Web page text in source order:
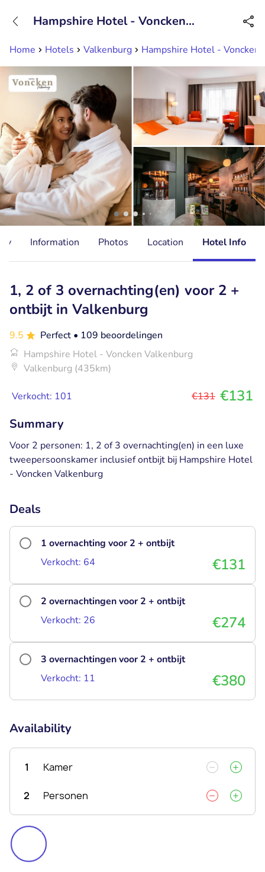
Available until 23:00
Home Hotels Valkenburg Hampshire Hotel - Voncken
Hampshire Hotel - Voncken
Information Photos Location Hotel Info
1, 2 of 3 overnachting(en) voor 2 +
ontbijt in Valkenburg
9.5 Perfect • 109 beoordelingen
Hampshire Hotel - Voncken Valkenburg
Valkenburg (435km)
Verkocht: 101 €131 €131
Summary
Voor 2 personen: 1, 2 of 3 overnachting(en) in een luxe
tweepersoonskamer inclusief ontbijt bij Hampshire Hotel
- Voncken Valkenburg
Deals
1 overnachting voor 2 + ontbijt
Verkocht: 64
€131
2 overnachtingen voor 2 + ontbijt
Verkocht: 26
€274
3 overnachtingen voor 2 + ontbijt
Verkocht: 11
€380
Availability
1 Kamer
2 Personen